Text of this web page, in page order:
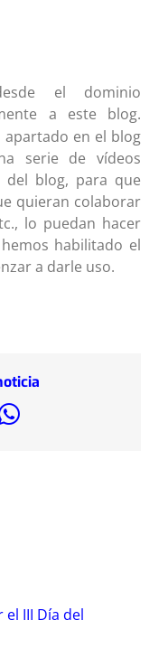
el dominio
a este blog.
en el blog
serie de vídeos
del blog, para que
quieran colaborar
lo puedan hacer
habilitado el
a darle uso.
WhatsApp
III Día del